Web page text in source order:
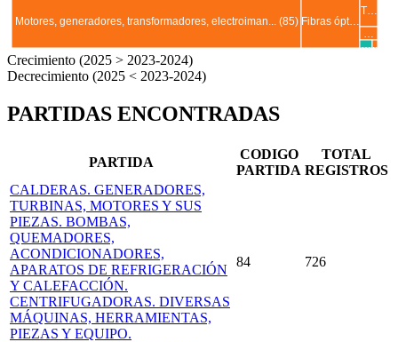
Motores, generadores, transformadores, electroiman... (85) Fibras ópt…
T…
…..
Crecimiento (2025 > 2023-2024)
Decrecimiento (2025 < 2023-2024)
PARTIDAS ENCONTRADAS
PARTIDA
CODIGO
PARTIDA
TOTAL
REGISTROS
CALDERAS. GENERADORES,
TURBINAS, MOTORES Y SUS
PIEZAS. BOMBAS,
QUEMADORES,
ACONDICIONADORES,
APARATOS DE REFRIGERACIÓN
Y CALEFACCIÓN.
CENTRIFUGADORAS. DIVERSAS
MÁQUINAS, HERRAMIENTAS,
PIEZAS Y EQUIPO.
84 726